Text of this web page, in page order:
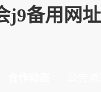
j9备用网址